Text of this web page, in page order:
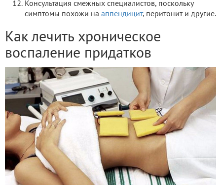
Консультация смежных специалистов, поскольку
симптомы похожи на аппендицит, перитонит и другие.
Как лечить хроническое
воспаление придатков